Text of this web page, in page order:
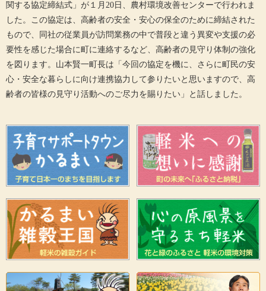
関する協定締結式」が１月 20 日、農村環境改善センターで行われま
した。この協定は、高齢者の安全・安心の保全のために締結された
もので、同社の従業員が訪問業務の中で普段と違う異変や支援の必
要性を感じた場合に町に連絡するなど、高齢者の見守り体制の強化
を図ります。山本賢一町長は「今回の協定を機に、さらに町民の安
心・安全な暮らしに向け連携協力して参りたいと思いますので、高
齢者の皆様の見守り活動へのご尽力を賜りたい」と話しました。